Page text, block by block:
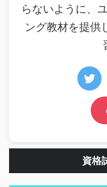
らないように、
ング教材を提供
資格